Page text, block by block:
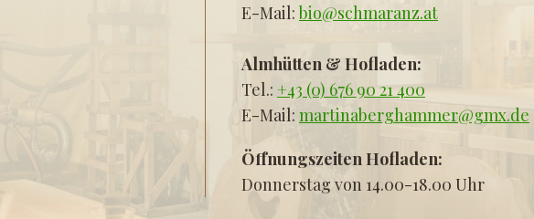
E-Mail: bio@schmaranz.at
Almhütten & Hofladen:
Tel.: +43 (0) 676 90 21 400
E-Mail: martinaberghammer@gmx.de
Öffnungszeiten Hofladen:
Donnerstag von 14.00-18.00 Uhr